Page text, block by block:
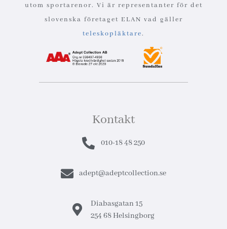
utom sportarenor. Vi är representanter för det
slovenska företaget ELAN vad gäller
teleskopläktare.
Kontakt
010-18 48 250
adept@adeptcollection.se
Diabasgatan 15
254 68 Helsingborg